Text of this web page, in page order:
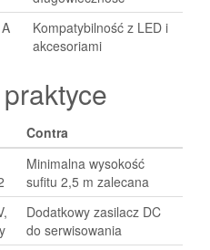
Kompatybilność z LED i
akcesoriami
Contra
Minimalna wysokość
sufitu 2,5 m zalecana
Dodatkowy zasilacz DC
do serwisowania